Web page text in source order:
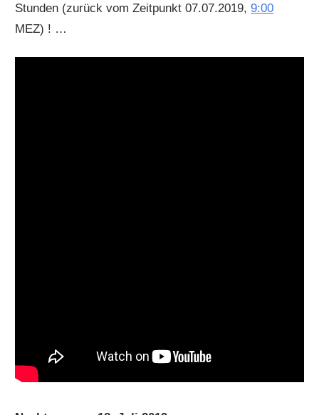
Stunden (zurück vom Zeitpunkt 07.07.2019,9:00
MEZ) ! …